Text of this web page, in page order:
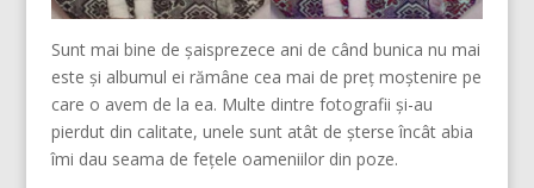
Sunt mai bine de șaisprezece ani de când bunica nu mai
este și albumul ei rămâne cea mai de preț moștenire pe
care o avem de la ea. Multe dintre fotografii și-au
pierdut din calitate, unele sunt atât de șterse încât abia
îmi dau seama de fețele oameniilor din poze.